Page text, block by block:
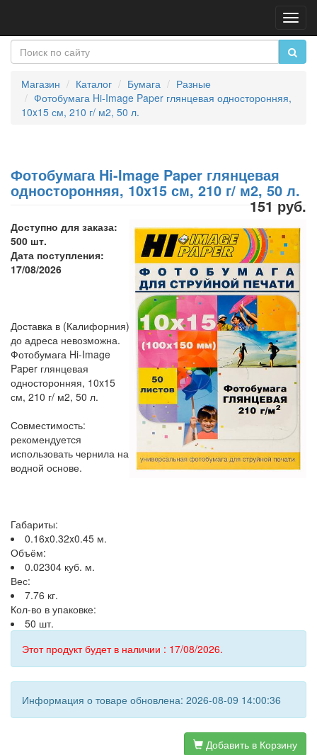
Магазин Каталог Бумага
Разные
Фотобумага Hi-Image Paper глянцевая односторонняя,
10x15 см, 210 г/ м2, 50 л.
Фотобумага Hi-Image Paper глянцевая
односторонняя, 10x15 см, 210 г/ м2, 50 л.
151 руб.
Доступно для заказа:
500 шт.
Дата поступления:
17/08/2026
Доставка в (Калифорния)
до адреса невозможна.
Фотобумага Hi-Image
Paper глянцевая
односторонняя, 10x15
см, 210 г/ м2, 50 л.
Совместимость:
рекомендуется
использовать чернила на
водной основе.
Габариты:
0.16x0.32x0.45 м.
Объём:
0.02304 куб. м.
Вес:
7.76 кг.
Кол-во в упаковке:
50 шт.
Этот продукт будет в наличии : 17/08/2026.
Информация о товаре обновлена: 2026-08-09 14:00:36
Добавить в Корзину